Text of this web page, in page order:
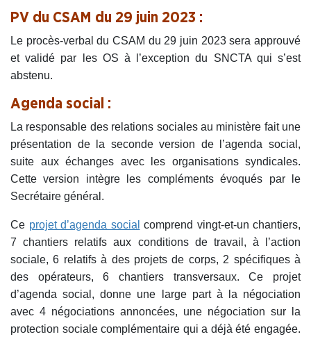
PV du CSAM du 29 juin 2023 :
Le procès-verbal du CSAM du 29 juin 2023 sera approuvé
et validé par les OS à l’exception du SNCTA qui s’est
abstenu.
Agenda social :
La responsable des relations sociales au ministère fait une
présentation de la seconde version de l’agenda social,
suite aux échanges avec les organisations syndicales.
Cette version intègre les compléments évoqués par le
Secrétaire général.
Ce projet d’agenda social comprend vingt-et-un chantiers,
7 chantiers relatifs aux conditions de travail, à l’action
sociale, 6 relatifs à des projets de corps, 2 spécifiques à
des opérateurs, 6 chantiers transversaux. Ce projet
d’agenda social, donne une large part à la négociation
avec 4 négociations annoncées, une négociation sur la
protection sociale complémentaire qui a déjà été engagée.